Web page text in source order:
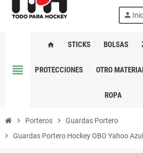
person
view_headline
home STICKS BOLSAS
PROTECCIONES OTRO
ROPA
chevron_right Porteros chevron_right
Guardas Portero
chevron_right
Guardas Portero Hockey OBO Yahoo Azul